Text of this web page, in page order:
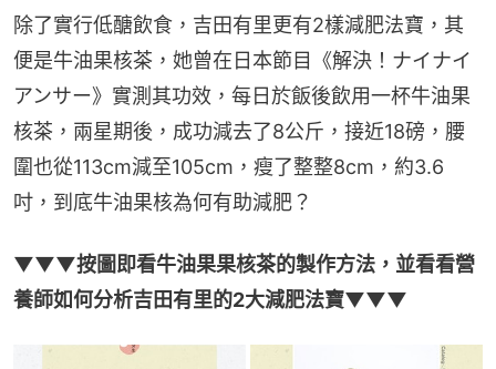
除了實行低醣飲食，吉田有里更有2樣減肥法寶，其
便是牛油果核茶，她曾在日本節目《解決！ナイナイ
アンサー》實測其功效，每日於飯後飲用一杯牛油果
核茶，兩星期後，成功減去了8公斤，接近18磅，腰
圍也從113cm減至105cm，瘦了整整8cm，約3.6
吋，到底牛油果核為何有助減肥？
▼▼▼按圖即看牛油果果核茶的製作方法，並看看營
養師如何分析吉田有里的2大減肥法寶▼▼▼